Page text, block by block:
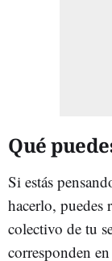
Qué
Si estás
hacerlo, puedes
colectivo de tu
corresponden